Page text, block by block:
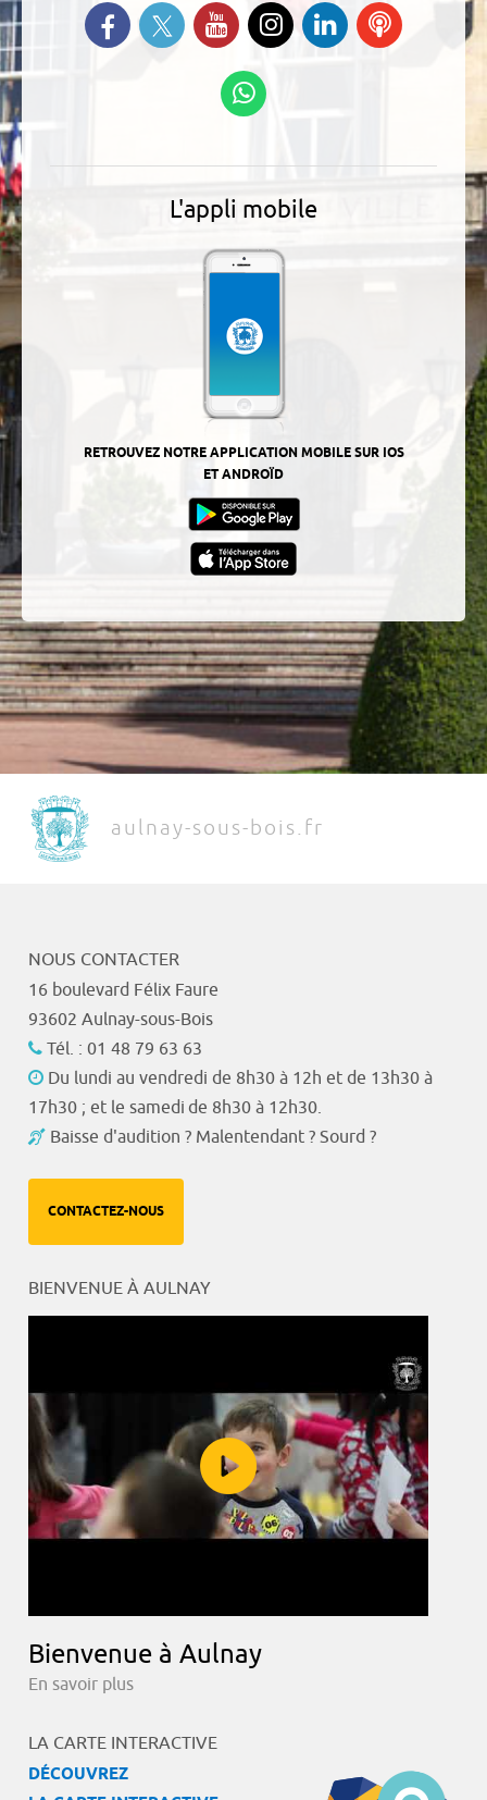
Retrouvez-nous sur Facebook
Suivez-nous sur Twitter
Suivez-nous sur YouTube
Suivez-nous sur
Instagram
Retrouvez-
nous sur
Ecoutez
L'appli mobile
RETROUVEZ NOTRE APPLICATION MOBILE SUR IOS
ET ANDROÏD
aulnay-sous-bois.fr
NOUS CONTACTER
16 boulevard Félix Faure
93602 Aulnay-sous-Bois
Tél. : 01 48 79 63 63
Du lundi au vendredi de 8h30 à 12h et de 13h30 à
17h30 ; et le samedi de 8h30 à 12h30.
Baisse d'audition ? Malentendant ? Sourd ?
CONTACTEZ-NOUS
BIENVENUE À AULNAY
Bienvenue à Aulnay
En savoir plus
LA CARTE INTERACTIVE
DÉCOUVREZ